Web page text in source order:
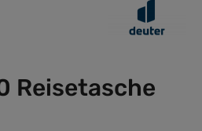
Reisetasche